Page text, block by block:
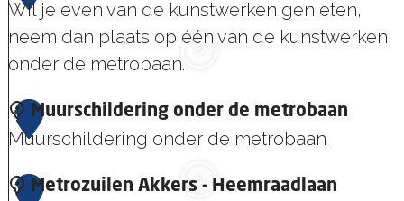
e
r
i
n
g
a
i
c
i
e
i
t
e
t
r
z
u
Wil je even van de kunstwerken genieten,
neem dan plaats op één van de kunstwerken
onder de metrobaan.
B
a
k
5 Muurschildering onder de metrobaan
Muurschildering onder de metrobaan
M
6 Metrozuilen Akkers - Heemraadlaan